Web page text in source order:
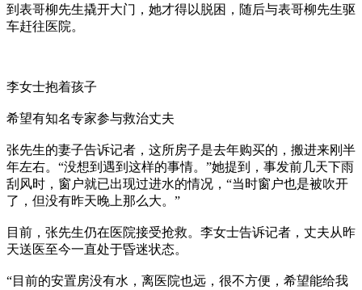
到表哥柳先生撬开大门，她才得以脱困，随后与表哥柳先生驱
车赶往医院。
李女士抱着孩子
希望有知名专家参与救治丈夫
张先生的妻子告诉记者，这所房子是去年购买的，搬进来刚半
年左右。“没想到遇到这样的事情。”她提到，事发前几天下雨
刮风时，窗户就已出现过进水的情况，“当时窗户也是被吹开
了，但没有昨天晚上那么大。”
目前，张先生仍在医院接受抢救。李女士告诉记者，丈夫从昨
天送医至今一直处于昏迷状态。
“目前的安置房没有水，离医院也远，很不方便，希望能给我